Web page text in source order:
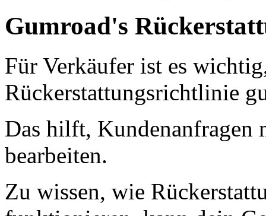
Gumroad's
Für Verkäufer ist es
Rückerstattungsrichtlinie
Das hilft, Kundenanfragen
bearbeiten.
Zu wissen, wie